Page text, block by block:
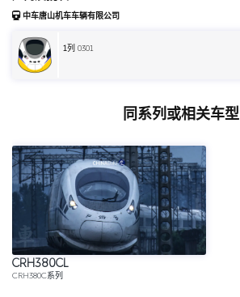
中车唐山机车车辆有限公司
1列 0301
同系列或相关车型
CRH380CL
CRH380C系列